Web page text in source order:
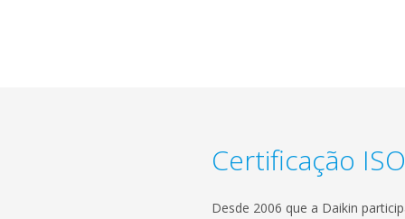
Certificação
Desde 2006 que a Daikin